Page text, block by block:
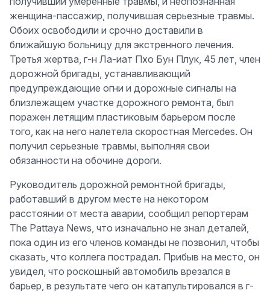
женщина-пассажир, получившая серьезные травмы.
Обоих освободили и срочно доставили в
ближайшую больницу для экстренного лечения.
Третья жертва, г-н Ла-иат Пхо Бун Плук, 45 лет, член
дорожной бригады, устанавливающий
предупреждающие огни и дорожные сигналы на
близлежащем участке дорожного ремонта, был
поражен летящим пластиковым барьером после
того, как на него налетела скоростная Mercedes. Он
получил серьезные травмы, выполняя свои
обязанности на обочине дороги.
Руководитель дорожной ремонтной бригады,
работавший в другом месте на некотором
расстоянии от места аварии, сообщил репортерам
The Pattaya News, что изначально не знал деталей,
пока один из его членов команды не позвонил, чтобы
сказать, что коллега пострадал. Прибыв на место, он
увидел, что роскошный автомобиль врезался в
барьер, в результате чего он катапультировался в г-